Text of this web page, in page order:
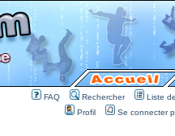
FAQ Rechercher
Liste
Profil
Se connecter